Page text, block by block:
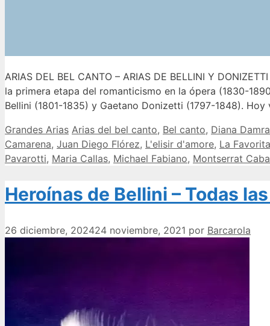
ARIAS DEL BEL CANTO – ARIAS DE BELLINI Y
la primera etapa del romanticismo en la ópera (1830-
Bellini (1801-1835) y Gaetano Donizetti (1797-1848).
Categorías
Grandes Arias Etiquetas
Arias del bel canto, Bel canto, Diana
Camarena, Juan Diego Flórez, L'elisir d'amore, La Favorita
Pavarotti, Maria Callas, Michael Fabiano, Montserrat
Heroínas de Bellini – Todas
26 diciembre, 202424 noviembre, 2021 por Barcarola